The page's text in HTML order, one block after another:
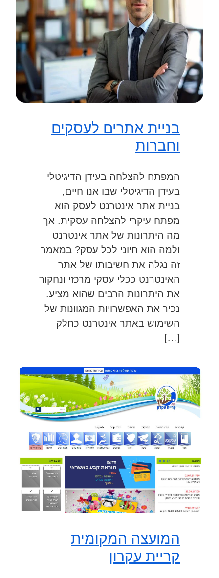
בניית אתרים לעסקים
וחברות
המפתח להצלחה בעידן הדיגיטלי
בעידן הדיגיטלי שבו אנו חיים,
בניית אתר אינטרנט לעסק הוא
מפתח עיקרי להצלחה עסקית. אך
מה היתרונות של אתר אינטרנט
ולמה הוא חיוני לכל עסק? במאמר
זה נגלה את חשיבותו של אתר
האינטרנט ככלי עסקי מרכזי ונחקור
את היתרונות הרבים שהוא מציע.
נכיר את האפשרויות המגוונות של
השימוש באתר אינטרנט כחלק
[…]
המועצה המקומית
קריית עקרון